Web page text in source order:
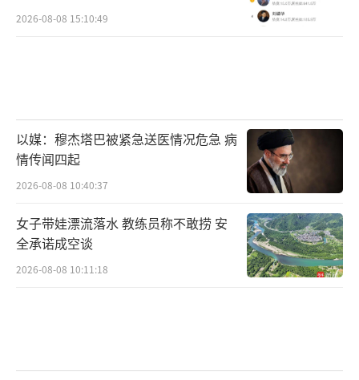
2026-08-08 15:10:49
以媒：穆杰塔巴被紧急送医情况危急 病
情传闻四起
2026-08-08 10:40:37
女子带娃漂流落水 教练员称不敢捞 安
全承诺成空谈
2026-08-08 10:11:18